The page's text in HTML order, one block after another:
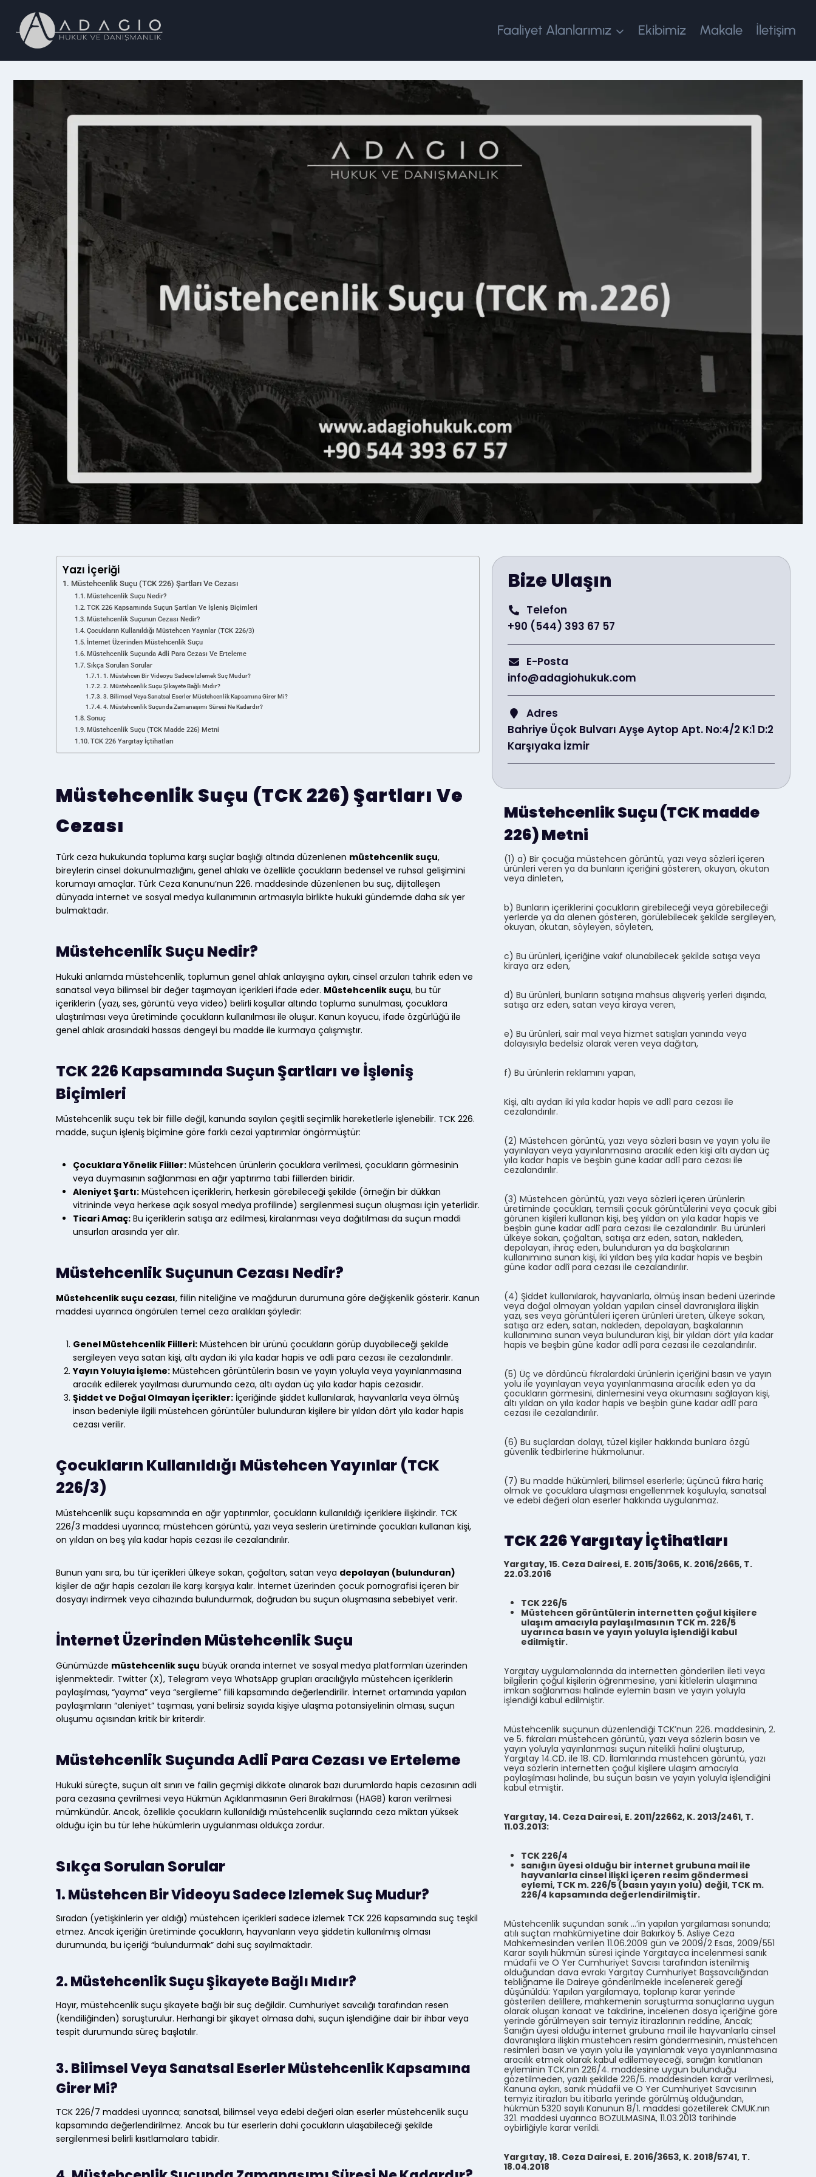
Faaliyet Alanlarımız Ekibimiz Makale İletişim
Yazı İçeriği
Müstehcenlik Suçu (TCK 226) Şartları Ve Cezası
Müstehcenlik Suçu Nedir?
TCK 226 Kapsamında Suçun Şartları Ve İşleniş Biçimleri
Müstehcenlik Suçunun Cezası Nedir?
Çocukların Kullanıldığı Müstehcen Yayınlar (TCK 226/3)
İnternet Üzerinden Müstehcenlik Suçu
Müstehcenlik Suçunda Adli Para Cezası Ve Erteleme
Sıkça Sorulan Sorular
1. Müstehcen Bir Videoyu Sadece Izlemek Suç Mudur?
2. Müstehcenlik Suçu Şikayete Bağlı Mıdır?
3. Bilimsel Veya Sanatsal Eserler Müstehcenlik Kapsamına Girer Mi?
4. Müstehcenlik Suçunda Zamanaşımı Süresi Ne Kadardır?
Sonuç
Müstehcenlik Suçu (TCK Madde 226) Metni
TCK 226 Yargıtay İçtihatları
Müstehcenlik Suçu (TCK 226) Şartları Ve
Cezası
Türk ceza hukukunda topluma karşı suçlar başlığı altında düzenlenen müstehcenlik suçu,
bireylerin cinsel dokunulmazlığını, genel ahlakı ve özellikle çocukların bedensel ve ruhsal gelişimini
korumayı amaçlar. Türk Ceza Kanunu’nun 226. maddesinde düzenlenen bu suç, dijitalleşen
dünyada internet ve sosyal medya kullanımının artmasıyla birlikte hukuki gündemde daha sık yer
bulmaktadır.
Müstehcenlik Suçu Nedir?
Hukuki anlamda müstehcenlik, toplumun genel ahlak anlayışına aykırı, cinsel arzuları tahrik eden ve
sanatsal veya bilimsel bir değer taşımayan içerikleri ifade eder. Müstehcenlik suçu, bu tür
içeriklerin (yazı, ses, görüntü veya video) belirli koşullar altında topluma sunulması, çocuklara
ulaştırılması veya üretiminde çocukların kullanılması ile oluşur. Kanun koyucu, ifade özgürlüğü ile
genel ahlak arasındaki hassas dengeyi bu madde ile kurmaya çalışmıştır.
TCK 226 Kapsamında Suçun Şartları ve İşleniş
Biçimleri
Müstehcenlik suçu tek bir fiille değil, kanunda sayılan çeşitli seçimlik hareketlerle işlenebilir. TCK 226.
madde, suçun işleniş biçimine göre farklı cezai yaptırımlar öngörmüştür:
Çocuklara Yönelik Fiiller: Müstehcen ürünlerin çocuklara verilmesi, çocukların görmesinin
veya duymasının sağlanması en ağır yaptırıma tabi fiillerden biridir.
Aleniyet Şartı: Müstehcen içeriklerin, herkesin görebileceği şekilde (örneğin bir dükkan
vitrininde veya herkese açık sosyal medya profilinde) sergilenmesi suçun oluşması için yeterlidir.
Ticari Amaç: Bu içeriklerin satışa arz edilmesi, kiralanması veya dağıtılması da suçun maddi
unsurları arasında yer alır.
Müstehcenlik Suçunun Cezası Nedir?
Müstehcenlik suçu cezası, fiilin niteliğine ve mağdurun durumuna göre değişkenlik gösterir. Kanun
maddesi uyarınca öngörülen temel ceza aralıkları şöyledir:
Genel Müstehcenlik Fiilleri: Müstehcen bir ürünü çocukların görüp duyabileceği şekilde
sergileyen veya satan kişi, altı aydan iki yıla kadar hapis ve adli para cezası ile cezalandırılır.
Yayın Yoluyla İşleme: Müstehcen görüntülerin basın ve yayın yoluyla veya yayınlanmasına
aracılık edilerek yayılması durumunda ceza, altı aydan üç yıla kadar hapis cezasıdır.
Şiddet ve Doğal Olmayan İçerikler: İçeriğinde şiddet kullanılarak, hayvanlarla veya ölmüş
insan bedeniyle ilgili müstehcen görüntüler bulunduran kişilere bir yıldan dört yıla kadar hapis
cezası verilir.
Çocukların Kullanıldığı Müstehcen Yayınlar (TCK
226/3)
Müstehcenlik suçu kapsamında en ağır yaptırımlar, çocukların kullanıldığı içeriklere ilişkindir. TCK
226/3 maddesi uyarınca; müstehcen görüntü, yazı veya seslerin üretiminde çocukları kullanan kişi,
on yıldan on beş yıla kadar hapis cezası ile cezalandırılır.
Bunun yanı sıra, bu tür içerikleri ülkeye sokan, çoğaltan, satan veya depolayan (bulunduran)
kişiler de ağır hapis cezaları ile karşı karşıya kalır. İnternet üzerinden çocuk pornografisi içeren bir
dosyayı indirmek veya cihazında bulundurmak, doğrudan bu suçun oluşmasına sebebiyet verir.
İnternet Üzerinden Müstehcenlik Suçu
Günümüzde müstehcenlik suçu büyük oranda internet ve sosyal medya platformları üzerinden
işlenmektedir. Twitter (X), Telegram veya WhatsApp grupları aracılığıyla müstehcen içeriklerin
paylaşılması, “yayma” veya “sergileme” fiili kapsamında değerlendirilir. İnternet ortamında yapılan
paylaşımların “aleniyet” taşıması, yani belirsiz sayıda kişiye ulaşma potansiyelinin olması, suçun
oluşumu açısından kritik bir kriterdir.
Müstehcenlik Suçunda Adli Para Cezası ve Erteleme
Hukuki süreçte, suçun alt sınırı ve failin geçmişi dikkate alınarak bazı durumlarda hapis cezasının adli
para cezasına çevrilmesi veya Hükmün Açıklanmasının Geri Bırakılması (HAGB) kararı verilmesi
mümkündür. Ancak, özellikle çocukların kullanıldığı müstehcenlik suçlarında ceza miktarı yüksek
olduğu için bu tür lehe hükümlerin uygulanması oldukça zordur.
Sıkça Sorulan Sorular
1. Müstehcen Bir Videoyu Sadece Izlemek Suç Mudur?
Sıradan (yetişkinlerin yer aldığı) müstehcen içerikleri sadece izlemek TCK 226 kapsamında suç teşkil
etmez. Ancak içeriğin üretiminde çocukların, hayvanların veya şiddetin kullanılmış olması
durumunda, bu içeriği “bulundurmak” dahi suç sayılmaktadır.
2. Müstehcenlik Suçu Şikayete Bağlı Mıdır?
Hayır, müstehcenlik suçu şikayete bağlı bir suç değildir. Cumhuriyet savcılığı tarafından resen
(kendiliğinden) soruşturulur. Herhangi bir şikayet olmasa dahi, suçun işlendiğine dair bir ihbar veya
tespit durumunda süreç başlatılır.
3. Bilimsel Veya Sanatsal Eserler Müstehcenlik Kapsamına
Girer Mi?
TCK 226/7 maddesi uyarınca; sanatsal, bilimsel veya edebi değeri olan eserler müstehcenlik suçu
kapsamında değerlendirilmez. Ancak bu tür eserlerin dahi çocukların ulaşabileceği şekilde
sergilenmesi belirli kısıtlamalara tabidir.
Bize Ulaşın
Telefon
+90 (544) 393 67 57
E-Posta
info@adagiohukuk.com
Adres
Bahriye Üçok Bulvarı Ayşe Aytop Apt. No:4/2 K:1 D:2
Karşıyaka İzmir
Müstehcenlik Suçu (TCK madde
226) Metni
(1) a) Bir çocuğa müstehcen görüntü, yazı veya sözleri içeren
ürünleri veren ya da bunların içeriğini gösteren, okuyan, okutan
veya dinleten,
b) Bunların içeriklerini çocukların girebileceği veya görebileceği
yerlerde ya da alenen gösteren, görülebilecek şekilde sergileyen,
okuyan, okutan, söyleyen, söyleten,
c) Bu ürünleri, içeriğine vakıf olunabilecek şekilde satışa veya
kiraya arz eden,
d) Bu ürünleri, bunların satışına mahsus alışveriş yerleri dışında,
satışa arz eden, satan veya kiraya veren,
e) Bu ürünleri, sair mal veya hizmet satışları yanında veya
dolayısıyla bedelsiz olarak veren veya dağıtan,
f) Bu ürünlerin reklamını yapan,
Kişi, altı aydan iki yıla kadar hapis ve adlî para cezası ile
cezalandırılır.
(2) Müstehcen görüntü, yazı veya sözleri basın ve yayın yolu ile
yayınlayan veya yayınlanmasına aracılık eden kişi altı aydan üç
yıla kadar hapis ve beşbin güne kadar adlî para cezası ile
cezalandırılır.
(3) Müstehcen görüntü, yazı veya sözleri içeren ürünlerin
üretiminde çocukları, temsili çocuk görüntülerini veya çocuk gibi
görünen kişileri kullanan kişi, beş yıldan on yıla kadar hapis ve
beşbin güne kadar adlî para cezası ile cezalandırılır. Bu ürünleri
ülkeye sokan, çoğaltan, satışa arz eden, satan, nakleden,
depolayan, ihraç eden, bulunduran ya da başkalarının
kullanımına sunan kişi, iki yıldan beş yıla kadar hapis ve beşbin
güne kadar adlî para cezası ile cezalandırılır.
(4) Şiddet kullanılarak, hayvanlarla, ölmüş insan bedeni üzerinde
veya doğal olmayan yoldan yapılan cinsel davranışlara ilişkin
yazı, ses veya görüntüleri içeren ürünleri üreten, ülkeye sokan,
satışa arz eden, satan, nakleden, depolayan, başkalarının
kullanımına sunan veya bulunduran kişi, bir yıldan dört yıla kadar
hapis ve beşbin güne kadar adlî para cezası ile cezalandırılır.
(5) Üç ve dördüncü fıkralardaki ürünlerin içeriğini basın ve yayın
yolu ile yayınlayan veya yayınlanmasına aracılık eden ya da
çocukların görmesini, dinlemesini veya okumasını sağlayan kişi,
altı yıldan on yıla kadar hapis ve beşbin güne kadar adlî para
cezası ile cezalandırılır.
(6) Bu suçlardan dolayı, tüzel kişiler hakkında bunlara özgü
güvenlik tedbirlerine hükmolunur.
(7) Bu madde hükümleri, bilimsel eserlerle; üçüncü fıkra hariç
olmak ve çocuklara ulaşması engellenmek koşuluyla, sanatsal
ve edebi değeri olan eserler hakkında uygulanmaz.
TCK 226 Yargıtay İçtihatları
Yargıtay, 15. Ceza Dairesi, E. 2015/3065, K. 2016/2665, T.
22.03.2016
TCK 226/5
Müstehcen görüntülerin internetten çoğul kişilere
ulaşım amacıyla paylaşılmasının TCK m. 226/5
uyarınca basın ve yayın yoluyla işlendiği kabul
edilmiştir.
Yargıtay uygulamalarında da internetten gönderilen ileti veya
bilgilerin çoğul kişilerin öğrenmesine, yani kitlelerin ulaşımına
imkan sağlanması halinde eylemin basın ve yayın yoluyla
işlendiği kabul edilmiştir.
Müstehcenlik suçunun düzenlendiği TCK’nun 226. maddesinin, 2.
ve 5. fıkraları müstehcen görüntü, yazı veya sözlerin basın ve
yayın yoluyla yayınlanması suçun nitelikli halini oluşturup,
Yargıtay 14.CD. ile 18. CD. İlamlarında müstehcen görüntü, yazı
veya sözlerin internetten çoğul kişilere ulaşım amacıyla
paylaşılması halinde, bu suçun basın ve yayın yoluyla işlendiğini
kabul etmiştir.
Yargıtay, 14. Ceza Dairesi, E. 2011/22662, K. 2013/2461, T.
11.03.2013:
TCK 226/4
sanığın üyesi olduğu bir internet grubuna mail ile
hayvanlarla cinsel ilişki içeren resim göndermesi
eylemi, TCK m. 226/5 (basın yayın yolu) değil, TCK m.
226/4 kapsamında değerlendirilmiştir.
Müstehcenlik suçundan sanık …’in yapılan yargılaması sonunda;
atılı suçtan mahkûmiyetine dair Bakırköy 5. Asliye Ceza
Mahkemesinden verilen 11.06.2009 gün ve 2009/2 Esas, 2009/551
Karar sayılı hükmün süresi içinde Yargıtayca incelenmesi sanık
müdafii ve O Yer Cumhuriyet Savcısı tarafından istenilmiş
olduğundan dava evrakı Yargıtay Cumhuriyet Başsavcılığından
tebliğname ile Daireye gönderilmekle incelenerek gereği
düşünüldü: Yapılan yargılamaya, toplanıp karar yerinde
gösterilen delillere, mahkemenin soruşturma sonuçlarına uygun
olarak oluşan kanaat ve takdirine, incelenen dosya içeriğine göre
yerinde görülmeyen sair temyiz itirazlarının reddine, Ancak;
Sanığın üyesi olduğu internet grubuna mail ile hayvanlarla cinsel
davranışlara ilişkin müstehcen resim göndermesinin, müstehcen
resimleri basın ve yayın yolu ile yayınlamak veya yayınlanmasına
aracılık etmek olarak kabul edilemeyeceği, sanığın kanıtlanan
eyleminin TCK.nın 226/4. maddesine uygun bulunduğu
gözetilmeden, yazılı şekilde 226/5. maddesinden karar verilmesi,
Kanuna aykırı, sanık müdafii ve O Yer Cumhuriyet Savcısının
temyiz itirazları bu itibarla yerinde görülmüş olduğundan,
hükmün 5320 sayılı Kanunun 8/1. maddesi gözetilerek CMUK.nın
321. maddesi uyarınca BOZULMASINA, 11.03.2013 tarihinde
oybirliğiyle karar verildi.
Yargıtay, 18. Ceza Dairesi, E. 2016/3653, K. 2018/5741, T.
18.04.2018